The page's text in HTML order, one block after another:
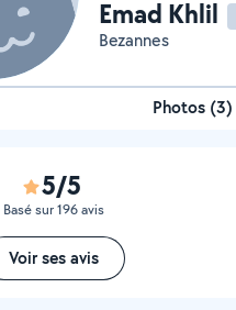
Emad Khlil
Bezannes
Photos (3)
5/5
Basé sur 196 avis
Voir ses avis